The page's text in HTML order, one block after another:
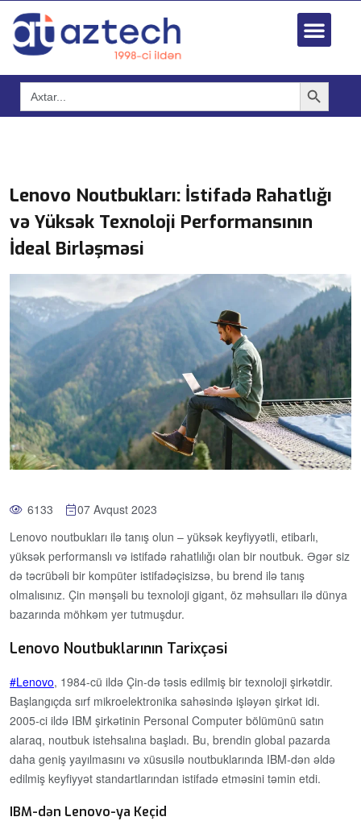
Search
for:
Search Button
Lenovo Noutbukları: İstifadə Rahatlığı
və Yüksək Texnoloji Performansının
İdeal Birləşməsi
6133
07 Avqust 2023
Lenovo noutbukları ilə tanış olun – yüksək keyfiyyətli, etibarlı,
yüksək performanslı və istifadə rahatlılığı olan bir noutbuk. Əgər siz
də təcrübəli bir kompüter istifadəçisizsə, bu brend ilə tanış
olmalısınız. Çin mənşəli bu texnoloji gigant, öz məhsulları ilə dünya
bazarında möhkəm yer tutmuşdur.
Lenovo Noutbuklarının Tarixçəsi
Lenovo, 1984-cü ildə Çin-də təsis edilmiş bir texnoloji şirkətdir.
Başlangıçda sırf mikroelektronika sahəsində işləyən şirkət idi.
2005-ci ildə IBM şirkətinin Personal Computer bölümünü satın
alaraq, noutbuk istehsalına başladı. Bu, brendin global pazarda
daha geniş yayılmasını və xüsusilə noutbuklarında IBM-dən əldə
edilmiş keyfiyyət standartlarından istifadə etməsini təmin etdi.
IBM-dən Lenovo-ya Keçid